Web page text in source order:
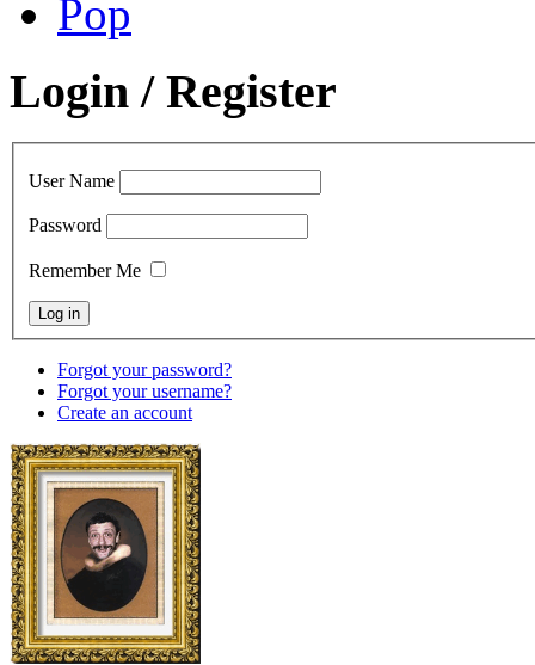
Pop
Login / Register
User Name
Password
Remember Me
Forgot your password?
Forgot your username?
Create an account